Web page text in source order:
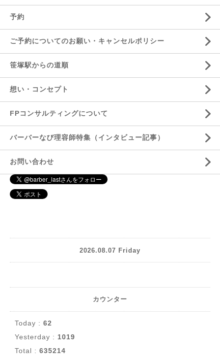
予約
ご予約についてのお願い・キャンセルポリシー
笹塚駅からの道順
想い・コンセプト
FPコンサルティングについて
バーバーなび理容師特集（インタビュー記事）
お問い合わせ
2026.08.07 Friday
カウンター
Today : 62
Yesterday : 1019
Total : 635214